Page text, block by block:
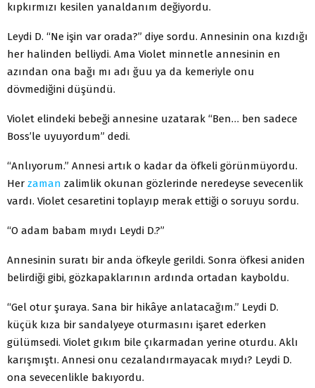
kıpkırmızı kesilen yanaldanım değiyordu.
Leydi D. “Ne işin var orada?” diye sordu. Annesinin ona kızdığı
her halinden belliydi. Ama Violet minnetle annesinin en
azından ona bağı mı adı ğuu ya da kemeriyle onu
dövmediğini düşündü.
Violet elindeki bebeği annesine uzatarak “Ben… ben sadece
Boss’le uyuyordum” dedi.
“Anlıyorum.” Annesi artık o kadar da öfkeli görünmüyordu.
Her zaman zalimlik okunan gözlerinde neredeyse sevecenlik
vardı. Violet cesaretini toplayıp merak ettiği o soruyu sordu.
“O adam babam mıydı Leydi D.?”
Annesinin suratı bir anda öfkeyle gerildi. Sonra öfkesi aniden
belirdiği gibi, gözkapaklarının ardında ortadan kayboldu.
“Gel otur şuraya. Sana bir hikâye anlatacağım.” Leydi D.
küçük kıza bir sandalyeye oturmasını işaret ederken
gülümsedi. Violet gıkım bile çıkarmadan yerine oturdu. Aklı
karışmıştı. Annesi onu cezalandırmayacak mıydı? Leydi D.
ona sevecenlikle bakıyordu.